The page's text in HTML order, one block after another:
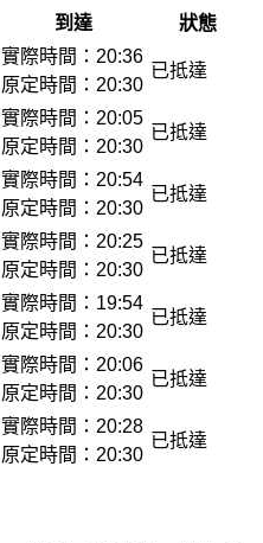
到達
狀態
實際時間：20:36
原定時間：20:30
已抵達
實際時間：20:05
原定時間：20:30
已抵達
實際時間：20:54
原定時間：20:30
已抵達
實際時間：20:25
原定時間：20:30
已抵達
實際時間：19:54
原定時間：20:30
已抵達
實際時間：20:06
原定時間：20:30
已抵達
實際時間：20:28
原定時間：20:30
已抵達